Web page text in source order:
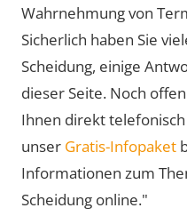
Wahrnehmung von
Sicherlich haben Sie
Scheidung, einige
dieser Seite. Noch
Ihnen direkt
unser Gratis-Infopaket
Informationen zum
Scheidung online."